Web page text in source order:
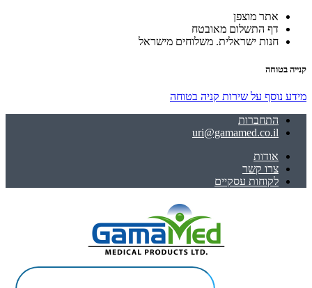
אתר מוצפן
דף התשלום מאובטח
חנות ישראלית. משלוחים מישראל
קנייה בטוחה
מידע נוסף על שירות קניה בטוחה
התחברות
uri@gamamed.co.il
אודות
צרו קשר
לקוחות עסקיים